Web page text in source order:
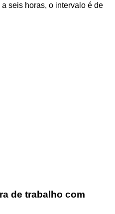
seis horas, o intervalo é de
de trabalho com